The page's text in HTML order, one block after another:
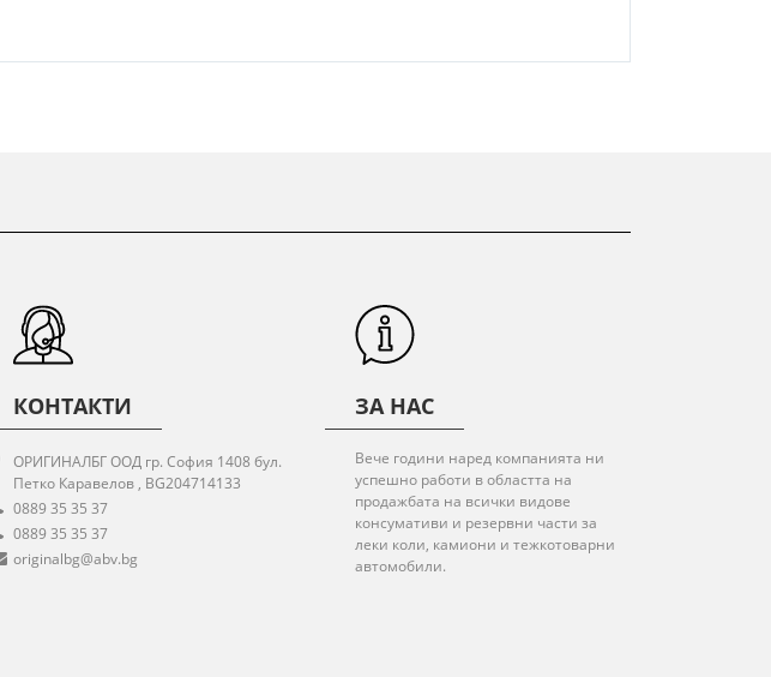
КОНТАКТИ
ОРИГИНАЛБГ ООД гр. София 1408 бул.
Петко Каравелов , BG204714133
0889 35 35 37
0889 35 35 37
originalbg@abv.bg
ЗА НАС
Вече години наред компанията ни
успешно работи в областта на
продажбата на всички видове
консумативи и резервни части за
леки коли, камиони и тежкотоварни
автомобили.